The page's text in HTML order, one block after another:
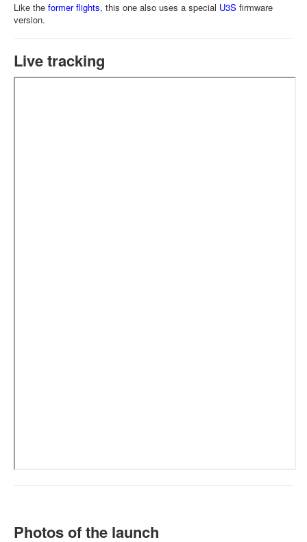
Like the former flights, this one also uses a special U3S firmware
version.
Live tracking
Photos of the launch